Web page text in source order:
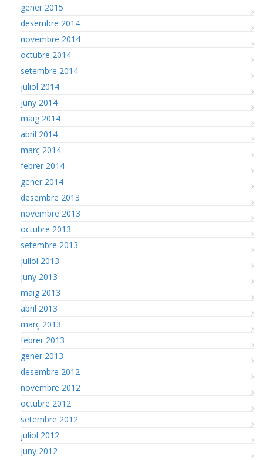
gener 2015
desembre 2014
novembre 2014
octubre 2014
setembre 2014
juliol 2014
juny 2014
maig 2014
abril 2014
març 2014
febrer 2014
gener 2014
desembre 2013
novembre 2013
octubre 2013
setembre 2013
juliol 2013
juny 2013
maig 2013
abril 2013
març 2013
febrer 2013
gener 2013
desembre 2012
novembre 2012
octubre 2012
setembre 2012
juliol 2012
juny 2012